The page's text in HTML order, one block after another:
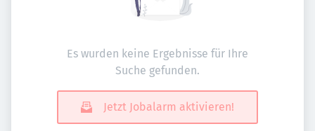
Es wurden keine Ergebnisse für Ihre
Suche gefunden.
Jetzt Jobalarm aktivieren!